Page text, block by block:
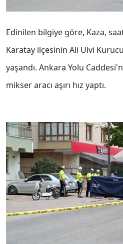
Edinilen bilgiye göre, Kaza,
Karatay ilçesinin Ali Ulvi
yaşandı. Ankara Yolu
mikser aracı aşırı hız yaptı.